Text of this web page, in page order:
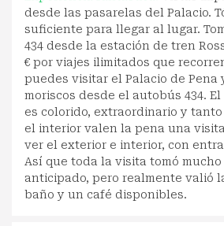
desde las pasarelas del Palacio.
suficiente para llegar al lugar.
434 desde la estación de tren
€ por viajes ilimitados que
puedes visitar el Palacio de Pena
moriscos desde el autobús 434.
es colorido, extraordinario y
el interior valen la pena una
ver el exterior e interior, con
Así que toda la visita tomó
anticipado, pero realmente valió
baño y un café disponibles.